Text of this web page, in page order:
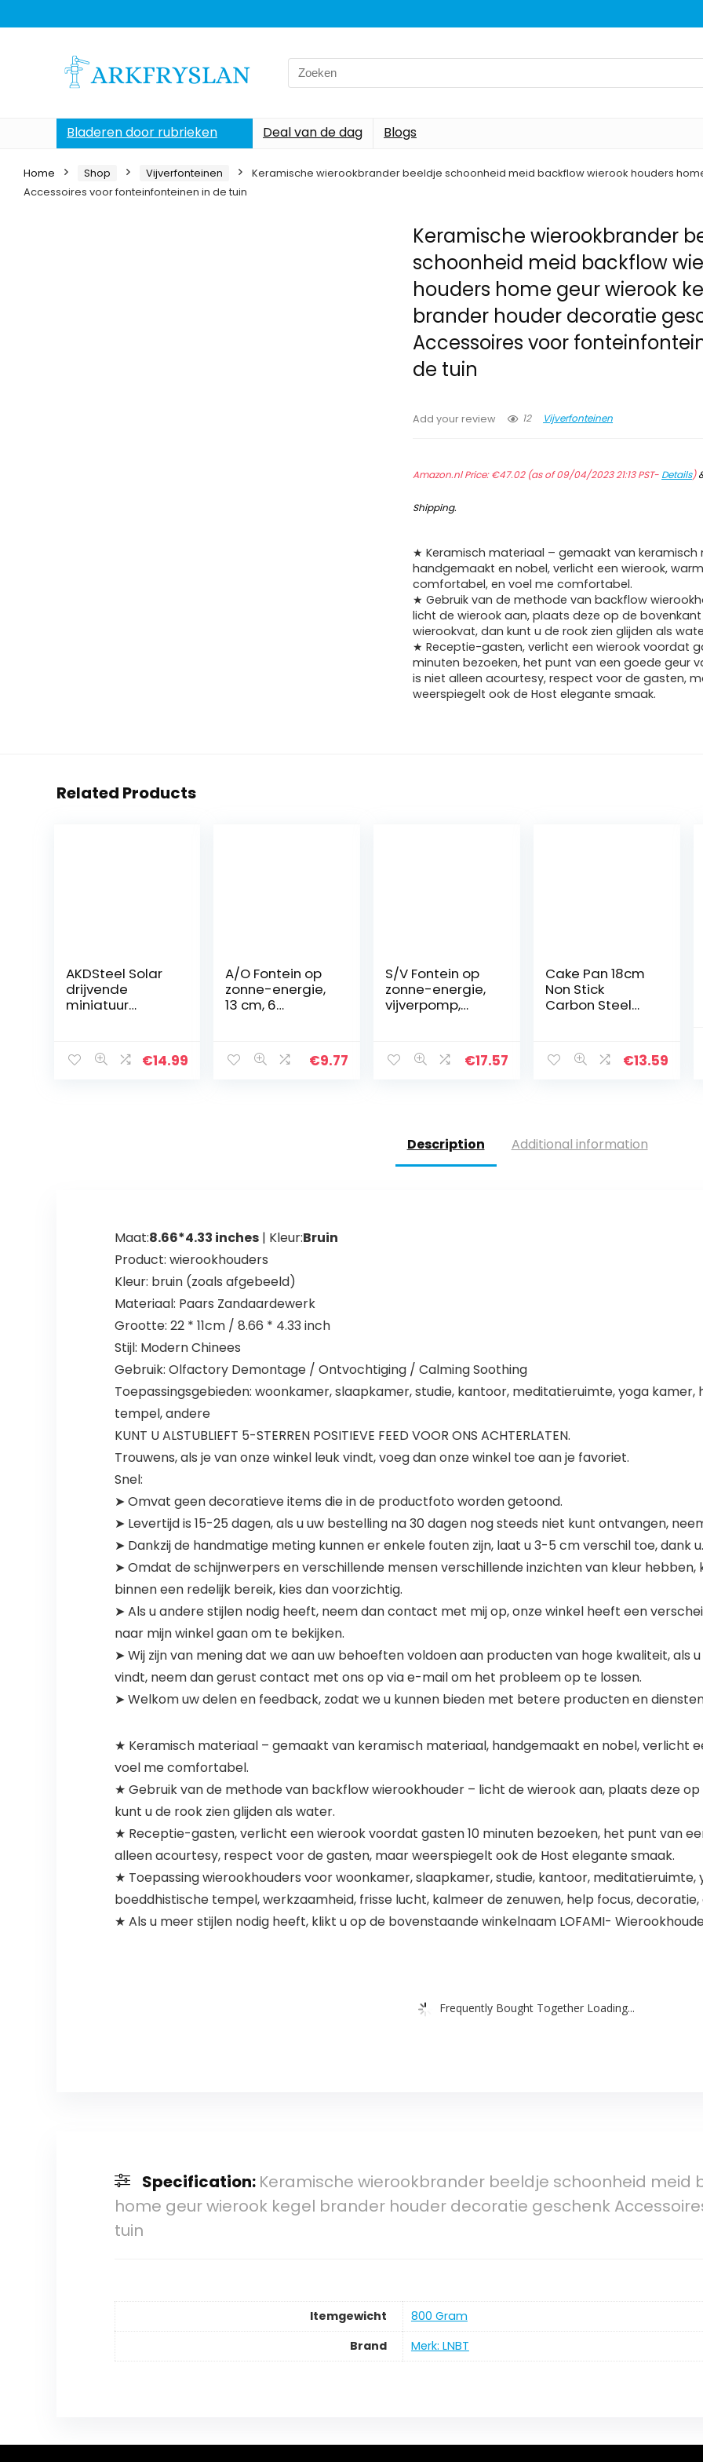
Search
for:
Bladeren door rubrieken Deal van de dag Blogs
Home Shop Vijverfonteinen
Keramische wierookbrander beeldje schoonheid meid backflow wierook houders
Accessoires voor fonteinfonteinen in de tuin
Keramische wierookbrander
schoonheid meid backflow
houders home geur wierook
brander houder decoratie
Accessoires voor
de tuin
Add your review 12 Vijverfonteinen
Amazon.nl Price:€47.02(as of 09/04/2023 21:13 PST- Details)
Shipping.
★ Keramisch materiaal – gemaakt van keramisch
handgemaakt en nobel, verlicht een wierook,
comfortabel, en voel me comfortabel.
★ Gebruik van de methode van backflow
licht de wierook aan, plaats deze op de
wierookvat, dan kunt u de rook zien glijden als
★ Receptie-gasten, verlicht een wierook voordat
minuten bezoeken, het punt van een goede geur
is niet alleen acourtesy, respect voor de gasten,
weerspiegelt ook de Host elegante smaak.
Related Products
AKDSteel Solar
drijvende
miniatuur
fonteinpomp,
gebruikt voor
€14.99
A/O Fontein op
zonne-energie,
13 cm, 6
vogelbad-
waterfonteinpa
€9.77
S/V Fontein op
zonne-energie,
vijverpomp,
fonteinpomp,
waterpomp met
voor tuin,
vogelbad,
€17.57
Cake Pan 18cm
Non Stick
Carbon Steel
Bakvormen
Verwijderbare
€13.59
Description Additional information
Maat:8.66*4.33 inches| Kleur:Bruin
Product: wierookhouders
Kleur: bruin (zoals afgebeeld)
Materiaal: Paars Zandaardewerk
Grootte: 22 * ​​11cm / 8.66 * 4.33 inch
Stijl: Modern Chinees
Gebruik: Olfactory Demontage / Ontvochtiging / Calming Soothing
Toepassingsgebieden: woonkamer, slaapkamer, studie, kantoor, meditatieruimte, yoga
tempel, andere
KUNT U ALSTUBLIEFT 5-STERREN POSITIEVE FEED VOOR ONS ACHTERLATEN.
Trouwens, als je van onze winkel leuk vindt, voeg dan onze winkel toe aan je favoriet.
Snel:
➤ Omvat geen decoratieve items die in de productfoto worden getoond.
➤ Levertijd is 15-25 dagen, als u uw bestelling na 30 dagen nog steeds niet kunt ontvangen,
➤ Dankzij de handmatige meting kunnen er enkele fouten zijn, laat u 3-5 cm verschil toe, dank u.
➤ Omdat de schijnwerpers en verschillende mensen verschillende inzichten van kleur hebben,
binnen een redelijk bereik, kies dan voorzichtig.
➤ Als u andere stijlen nodig heeft, neem dan contact met mij op, onze winkel heeft een
naar mijn winkel gaan om te bekijken.
➤ Wij zijn van mening dat we aan uw behoeften voldoen aan producten van hoge kwaliteit,
vindt, neem dan gerust contact met ons op via e-mail om het probleem op te lossen.
➤ Welkom uw delen en feedback, zodat we u kunnen bieden met betere producten en
★ Keramisch materiaal – gemaakt van keramisch materiaal, handgemaakt en nobel, verlicht
voel me comfortabel.
★ Gebruik van de methode van backflow wierookhouder – licht de wierook aan, plaats deze
kunt u de rook zien glijden als water.
★ Receptie-gasten, verlicht een wierook voordat gasten 10 minuten bezoeken, het punt van
alleen acourtesy, respect voor de gasten, maar weerspiegelt ook de Host elegante smaak.
★ Toepassing wierookhouders voor woonkamer, slaapkamer, studie, kantoor, meditatieruimte,
boeddhistische tempel, werkzaamheid, frisse lucht, kalmeer de zenuwen, help focus, decoratie,
★ Als u meer stijlen nodig heeft, klikt u op de bovenstaande winkelnaam LOFAMI-
Frequently Bought Together Loading...
Specification: Keramische wierookbrander beeldje schoonheid meid
home geur wierook kegel brander houder decoratie geschenk
tuin
Itemgewicht
‎800 Gram
Brand
Merk: LNBT